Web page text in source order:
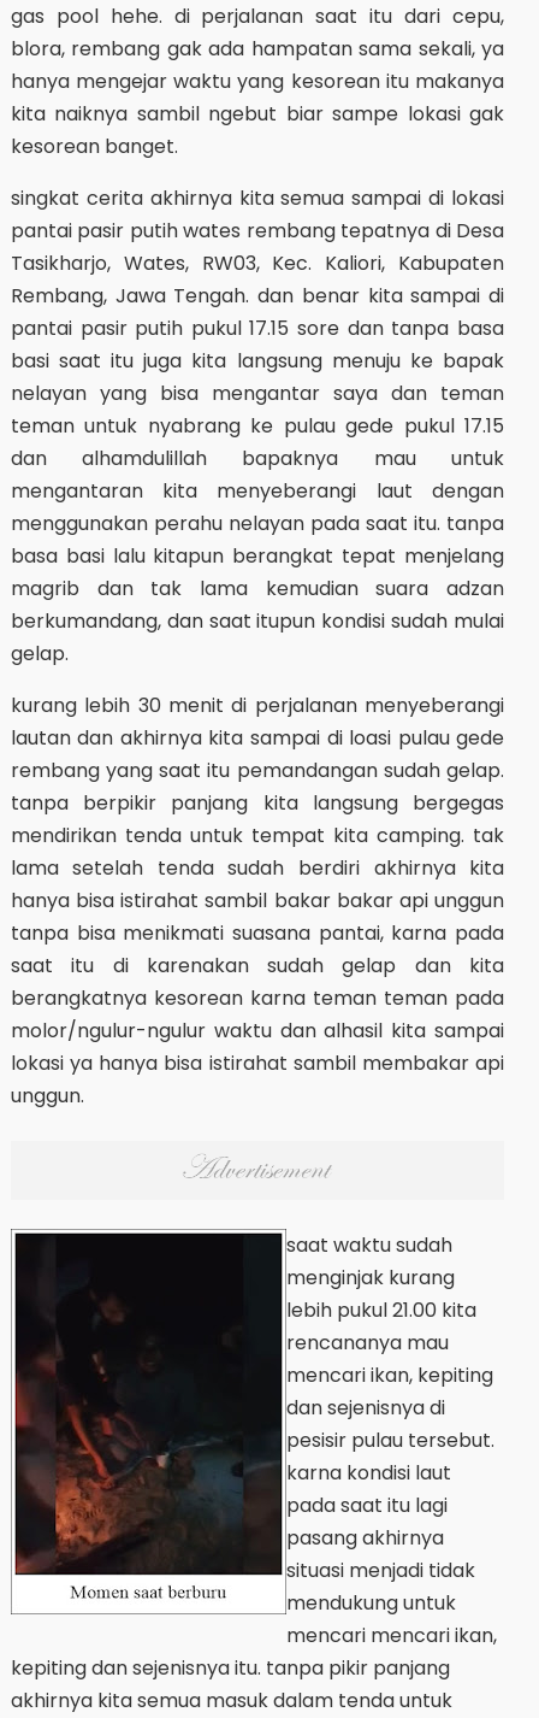
gas pool hehe. di perjalanan saat itu dari cepu,
blora, rembang gak ada hampatan sama sekali, ya
hanya mengejar waktu yang kesorean itu makanya
kita naiknya sambil ngebut biar sampe lokasi gak
kesorean banget.
singkat cerita akhirnya kita semua sampai di lokasi
pantai pasir putih wates rembang tepatnya di Desa
Tasikharjo, Wates, RW03, Kec. Kaliori, Kabupaten
Rembang, Jawa Tengah. dan benar kita sampai di
pantai pasir putih pukul 17.15 sore dan tanpa basa
basi saat itu juga kita langsung menuju ke bapak
nelayan yang bisa mengantar saya dan teman
teman untuk nyabrang ke pulau gede pukul 17.15
dan alhamdulillah bapaknya mau untuk
mengantaran kita menyeberangi laut dengan
menggunakan perahu nelayan pada saat itu. tanpa
basa basi lalu kitapun berangkat tepat menjelang
magrib dan tak lama kemudian suara adzan
berkumandang, dan saat itupun kondisi sudah mulai
gelap.
kurang lebih 30 menit di perjalanan menyeberangi
lautan dan akhirnya kita sampai di loasi pulau gede
rembang yang saat itu pemandangan sudah gelap.
tanpa berpikir panjang kita langsung bergegas
mendirikan tenda untuk tempat kita camping. tak
lama setelah tenda sudah berdiri akhirnya kita
hanya bisa istirahat sambil bakar bakar api unggun
tanpa bisa menikmati suasana pantai, karna pada
saat itu di karenakan sudah gelap dan kita
berangkatnya kesorean karna teman teman pada
molor/ngulur-ngulur waktu dan alhasil kita sampai
lokasi ya hanya bisa istirahat sambil membakar api
unggun.
saat waktu sudah
menginjak kurang
lebih pukul 21.00 kita
rencananya mau
mencari ikan, kepiting
dan sejenisnya di
pesisir pulau tersebut.
karna kondisi laut
pada saat itu lagi
pasang akhirnya
situasi menjadi tidak
mendukung untuk
mencari mencari ikan,
kepiting dan sejenisnya itu. tanpa pikir panjang
akhirnya kita semua masuk dalam tenda untuk